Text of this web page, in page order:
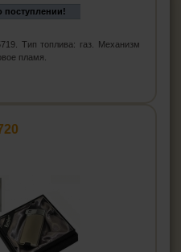
поступлении!
Тип топлива: газ. Механизм
пламя.